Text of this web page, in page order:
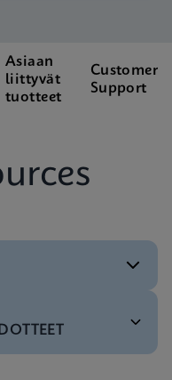
Asiaan
liittyvät
tuotteet
Customer
Support